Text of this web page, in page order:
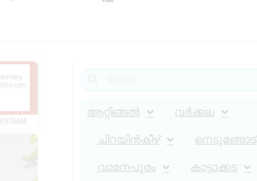
ആറ്റിങ്ങൽ വർക്കല
ചിറയിൻകീഴ് നെടുമങ്ങാട്
വാമനപുരം കാട്ടാക്കട